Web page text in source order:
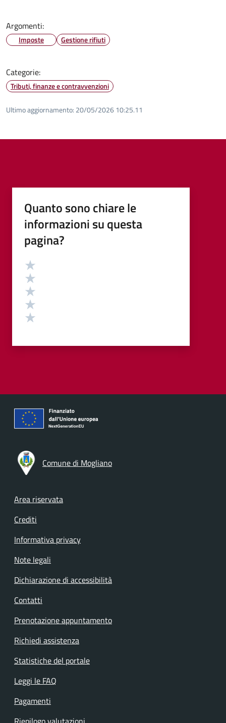
Argomenti:
Imposte Gestione rifiuti
Categorie:
Tributi, finanze e contravvenzioni
Ultimo aggiornamento: 20/05/2026 10:25.11
Quanto sono chiare le
informazioni su questa
pagina?
Valutazione
Comune di Mogliano
Footer menu
Area riservata
Crediti
Informativa privacy
Note legali
Dichiarazione di accessibilità
Contatti
Prenotazione appuntamento
Richiedi assistenza
Statistiche del portale
Leggi le FAQ
Pagamenti